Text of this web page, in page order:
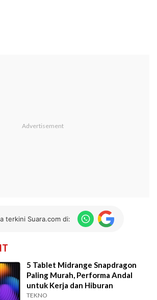
terkini Suara.com di:
5 Tablet Midrange Snapdragon
Paling Murah, Performa Andal
untuk Kerja dan Hiburan
TEKNO